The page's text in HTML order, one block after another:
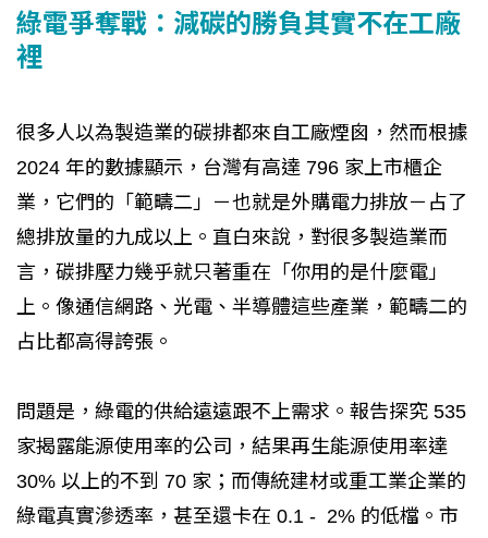
綠電爭奪戰：減碳的勝負其實不在工廠
裡
很多人以為製造業的碳排都來自工廠煙囪，然而根據
2024 年的數據顯示，台灣有高達 796 家上市櫃企
業，它們的「範疇二」－也就是外購電力排放－占了
總排放量的九成以上。直白來說，對很多製造業而
言，碳排壓力幾乎就只著重在「你用的是什麼電」
上。像通信網路、光電、半導體這些產業，範疇二的
占比都高得誇張。
問題是，綠電的供給遠遠跟不上需求。報告探究 535
家揭露能源使用率的公司，結果再生能源使用率達
30% 以上的不到 70 家；而傳統建材或重工業企業的
綠電真實滲透率，甚至還卡在 0.1 - 2% 的低檔。市